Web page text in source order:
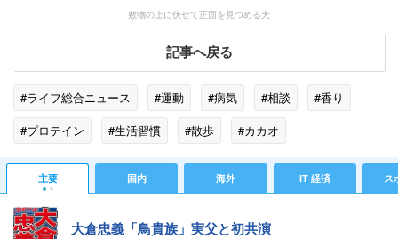
敷物の上に伏せて正面を見つめる犬
記事へ戻る
#ライフ総合ニュース #運動 #病気 #相談
#香り
#プロテイン
#生活習慣 #散歩
#カカオ
#サプリメント
#ペット #カフェイン
#神経症
#ダイエット
#タブレット #カカ
主要 国内 海外 IT 経済 ス
大倉忠義「鳥貴族」実父と初共演